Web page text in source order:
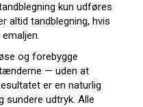
kun udføres
altid tandblegning, hvis
og forebygge
— uden at
er en naturlig
sundere udtryk. Alle